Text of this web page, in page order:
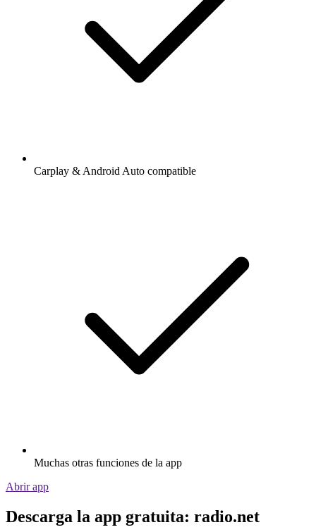
Carplay & Android Auto compatible
Muchas otras funciones de la app
Abrir app
Descarga la app gratuita: radio.net